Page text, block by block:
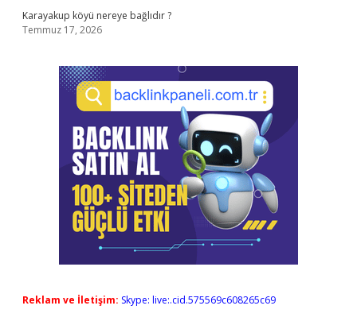
Karayakup köyü nereye bağlıdır ?
Temmuz 17, 2026
Reklam ve İletişim: Skype: live:.cid.575569c608265c69